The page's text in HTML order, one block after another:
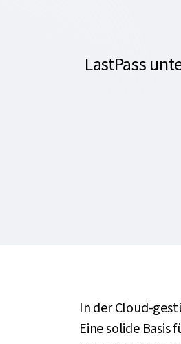
LastPass
In der Cloud-
Eine solide